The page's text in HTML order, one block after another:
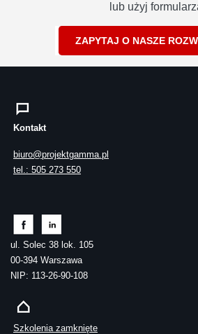
lub użyj
ZAPYTAJ O NASZE
Kontakt
biuro@projektgamma.pl
tel.: 505 273 550
ul. Solec 38 lok. 105
00-394 Warszawa
NIP: 113-26-90-108
Szkolenia zamknięte